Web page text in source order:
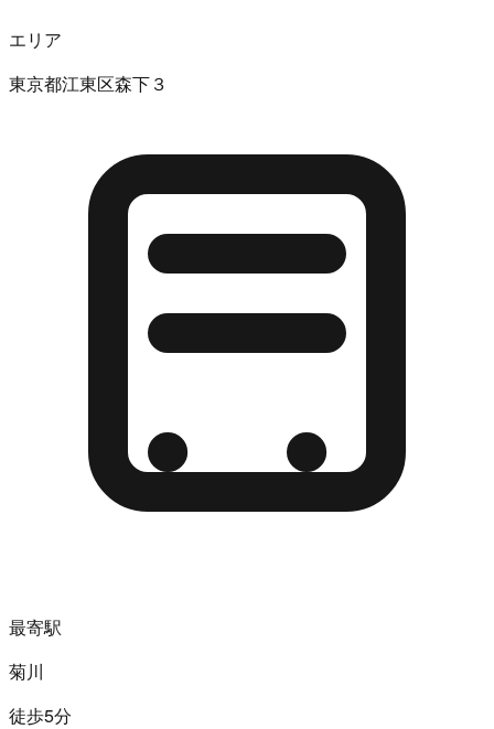
エリア
東京都江東区森下３
最寄駅
菊川
徒歩5分